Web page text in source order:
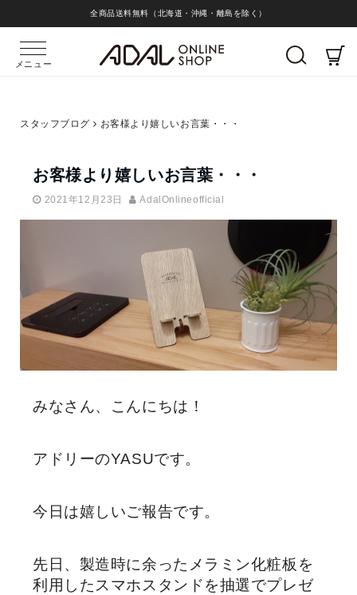
全商品送料無料（北海道・沖縄・離島を除く）
メニュー
スタッフブログ お客様より嬉しいお言葉・・・
お客様より嬉しいお言葉・・・
2021年12月23日 AdalOnlineofficial
みなさん、こんにちは！
アドリーのYASUです。
今日は嬉しいご報告です。
先日、製造時に余ったメラミン化粧板を
利用したスマホスタンドを抽選でプレゼ